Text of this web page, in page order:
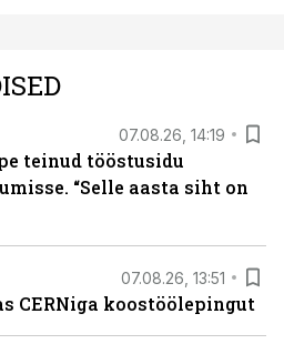
07.08.26, 14:19
teinud tööstusidu
“Selle aasta siht on
07.08.26, 13:51
CERNiga koostöölepingut